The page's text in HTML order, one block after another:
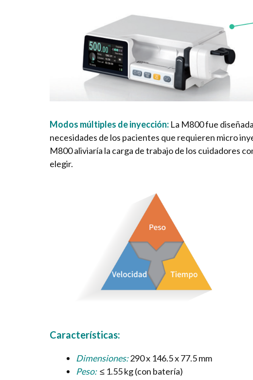
Modos múltiples de inyección: La M800 fue
necesidades de los pacientes que requieren micro
M800 aliviaría la carga de trabajo de los cuidadores
elegir.
Características:
Dimensiones:290 x 146.5 x 77.5 mm
Peso: ≤ 1.55 kg (con batería)